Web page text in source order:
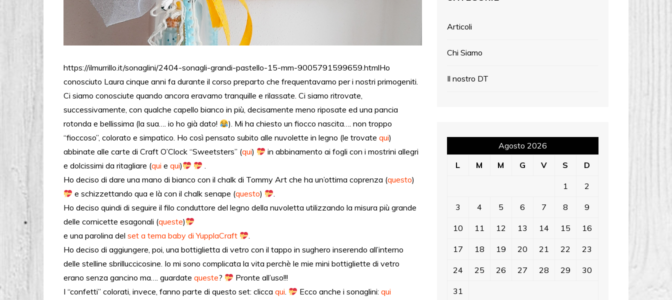
https://ilmurrillo.it/sonaglini/2404-sonagli-grandi-pastello-15-mm-9005791599659.htmlHo
conosciuto Laura cinque anni fa durante il corso preparto che frequentavamo per i nostri primogeniti.
Ci siamo conosciute quando ancora eravamo tranquille e rilassate. Ci siamo ritrovate,
successivamente, con qualche capello bianco in più, decisamente meno riposate ed una pancia
rotonda e bellissima (la sua…. io ho già dato!
). Mi ha chiesto un fiocco nascita…. non troppo
“fioccoso”, colorato e simpatico. Ho così pensato subito alle nuvolette in legno (le trovate qui)
abbinate alle carte di Craft O’Clock “Sweetsters” (qui)
in abbinamento ai fogli con i mostrini allegri
e dolcissimi da ritagliare (qui e qui)
.
Ho deciso di dare una mano di bianco con il chalk di Tommy Art che ha un’ottima coprenza (questo)
e schizzettando qua e là con il chalk senape (questo)
.
Ho deciso quindi di seguire il filo conduttore del legno della nuvoletta utilizzando la misura più grande
delle cornicette esagonali (queste)
e una parolina del set a tema baby di YupplaCraft
.
Ho deciso di aggiungere, poi, una bottiglietta di vetro con il tappo in sughero inserendo all’interno
delle stelline sbrilluccicosine. Io mi sono complicata la vita perchè le mie mini bottigliette di vetro
erano senza gancino ma…. guardate queste?
Pronte all’uso!!!
I “confetti” colorati, invece, fanno parte di questo set: clicca qui. Ecco anche i sonaglini:qui
Articoli
Chi Siamo
Il nostro DT
Agosto 2026
L
M M G V S D
1 2
3 4 5 6 7 8 9
10 11 12 13 14 15 16
17 18 19 20 21 22 23
24 25 26 27 28 29 30
31